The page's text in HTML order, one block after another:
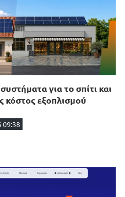
για το σπίτι και
κόστος εξοπλισμού
09:38